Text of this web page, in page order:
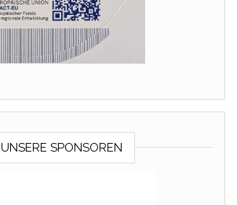
UNSERE SPONSOREN